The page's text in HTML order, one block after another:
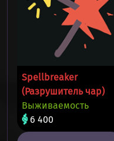
Spellbreaker
(Разрушитель чар)
Выживаемость
6 400